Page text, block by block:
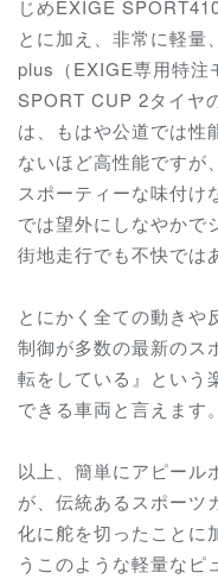
じめEXIGE
とに加え、非常に軽
plus（EXIGE専用特注
SPORT CUP 2タイヤ
は、もはや公道では性
ないほど高性能ですが
スポーティーな味付け
では望外にしなやかで
街地走行でも不快では
とにかく全ての動きや
制御が多数の最新のス
転をしている』という
できる車両と言えます。
以上、簡単にアピール
が、伝統あるスポーツ
化に舵を切ったことに
うこのような軽量なピ